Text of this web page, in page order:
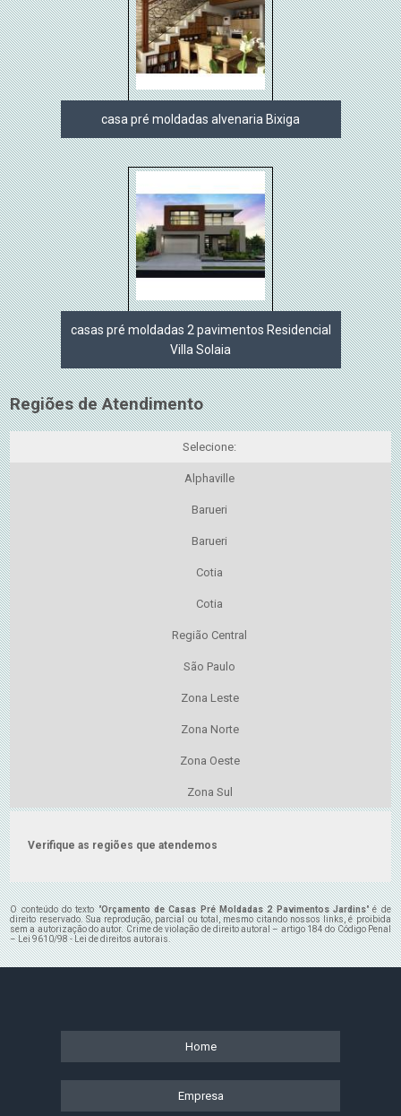
casa pré moldadas alvenaria Bixiga
casas pré moldadas 2 pavimentos Residencial
Villa Solaia
Regiões de Atendimento
Selecione:
Alphaville
Barueri
Barueri
Cotia
Cotia
Região Central
São Paulo
Zona Leste
Zona Norte
Zona Oeste
Zona Sul
Verifique as regiões que atendemos
O conteúdo do texto "Orçamento de Casas Pré Moldadas 2 Pavimentos Jardins" é de
direito reservado. Sua reprodução, parcial ou total, mesmo citando nossos links, é proibida
sem a autorização do autor. Crime de violação de direito autoral – artigo 184 do Código Penal
–Lei 9610/98 - Lei de direitos autorais.
Home
Empresa